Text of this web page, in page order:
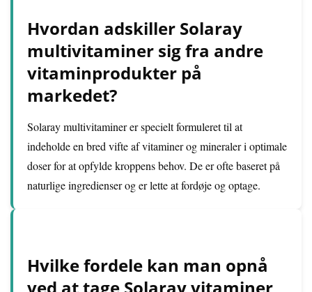
Hvordan adskiller Solaray
multivitaminer sig fra andre
vitaminprodukter på
markedet?
Solaray multivitaminer er specielt formuleret til at
indeholde en bred vifte af vitaminer og mineraler i optimale
doser for at opfylde kroppens behov. De er ofte baseret på
naturlige ingredienser og er lette at fordøje og optage.
Hvilke fordele kan man opnå